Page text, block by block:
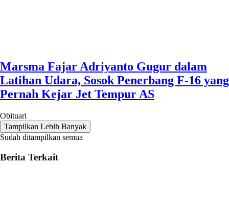
Marsma Fajar Adriyanto Gugur dalam
Latihan Udara, Sosok Penerbang F-16 yang
Pernah Kejar Jet Tempur AS
Obituari
Tampilkan Lebih Banyak
Sudah ditampilkan semua
Berita Terkait